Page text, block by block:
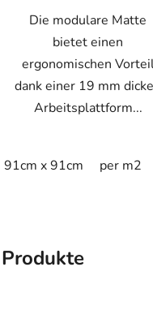
Die modulare Matte
bietet einen
ergonomischen
dank einer 19 mm
Arbeitsplattform...
91cm x 91cm per m2